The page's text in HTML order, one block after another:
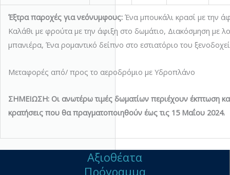
Έξτρα παροχές για νεόνυμφους: Ένα μπουκάλι κρασί με την
Καλάθι με φρούτα με την άφιξη στο δωμάτιο, Διακόσμηση με
μπανιέρα, Ένα ρομαντικό δείπνο στο εστιατόριο του
Μεταφορές από/ προς το αεροδρόμιο με Υδροπλάνο
ΣΗΜΕΙΩΣΗ: Οι ανωτέρω τιμές δωματίων περιέχουν έκπτωση
κρατήσεις που θα πραγματοποιηθούν έως τις 15 Μαΐου 2024.
Αξιοθέατα
Πρόγραμμα